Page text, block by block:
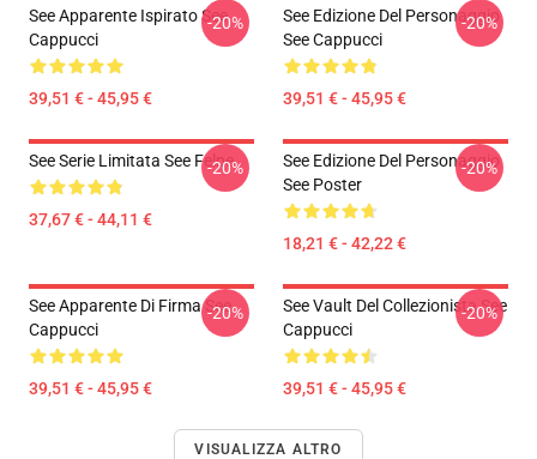
See Apparente Ispirato See
Cappucci
39,51 € - 45,95 €
-20%
See Edizione Del Personaggio
See Cappucci
39,51 € - 45,95 €
-20%
See Serie Limitata See Felpe
37,67 € - 44,11 €
-20%
See Edizione Del Personaggio
See Poster
18,21 € - 42,22 €
-20%
See Apparente Di Firma See
Cappucci
39,51 € - 45,95 €
-20%
See Vault Del Collezionista See
Cappucci
39,51 € - 45,95 €
-20%
VISUALIZZA ALTRO